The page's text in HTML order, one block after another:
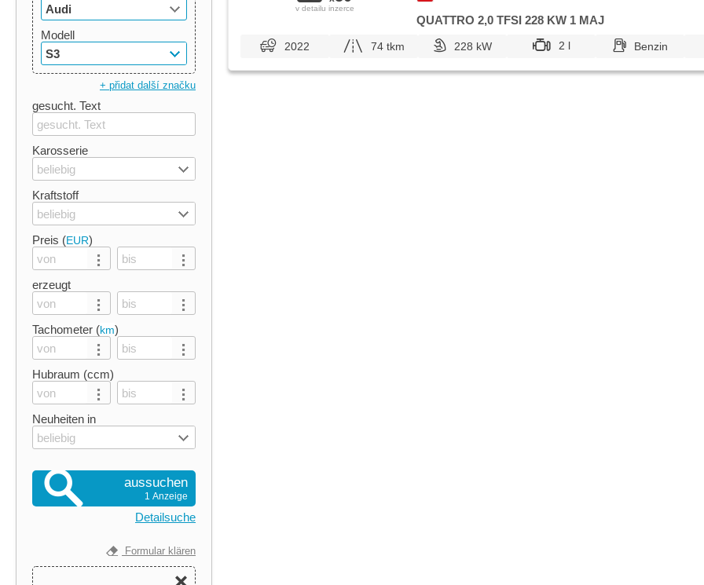
Audi
Modell
S3
+ přidat další značku
gesucht. Text
Karosserie
beliebig
Kraftstoff
beliebig
Preis (EUR)
erzeugt
Tachometer (km)
Hubraum (ccm)
Neuheiten in
beliebig
aussuchen
1 Anzeige
Detailsuche
Formular klären
v detailu inzerce
QUATTRO 2,0 TFSI 228 KW 1 MAJ
2022 74 tkm 228 kW 2 l Benzin